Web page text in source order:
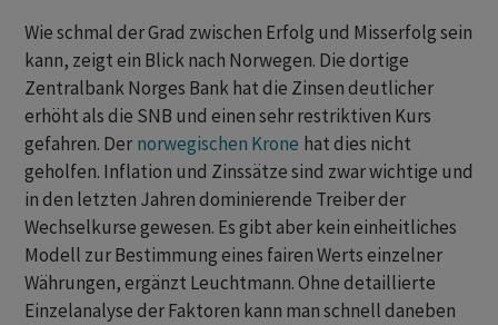
Wie schmal der Grad zwischen Erfolg und Misserfolg sein
kann, zeigt ein Blick nach Norwegen. Die dortige
Zentralbank Norges Bank hat die Zinsen deutlicher
erhöht als die SNB und einen sehr restriktiven Kurs
gefahren. Der norwegischen Krone hat dies nicht
geholfen. Inflation und Zinssätze sind zwar wichtige und
in den letzten Jahren dominierende Treiber der
Wechselkurse gewesen. Es gibt aber kein einheitliches
Modell zur Bestimmung eines fairen Werts einzelner
Währungen, ergänzt Leuchtmann. Ohne detaillierte
Einzelanalyse der Faktoren kann man schnell daneben